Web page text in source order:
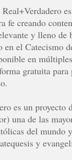
fe creando
y lleno de
en el Catecismo
en
gratuita para
es un proyecto
una de las
del mundo
y